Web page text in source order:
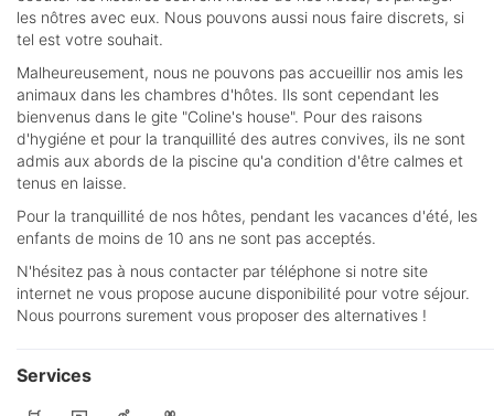
les nôtres avec eux. Nous pouvons aussi nous faire discrets, si
tel est votre souhait.
Malheureusement, nous ne pouvons pas accueillir nos amis les
animaux dans les chambres d'hôtes. Ils sont cependant les
bienvenus dans le gite "Coline's house". Pour des raisons
d'hygiéne et pour la tranquillité des autres convives, ils ne sont
admis aux abords de la piscine qu'a condition d'être calmes et
tenus en laisse.
Pour la tranquillité de nos hôtes, pendant les vacances d'été, les
enfants de moins de 10 ans ne sont pas acceptés.
N'hésitez pas à nous contacter par téléphone si notre site
internet ne vous propose aucune disponibilité pour votre séjour.
Nous pourrons surement vous proposer des alternatives !
Services